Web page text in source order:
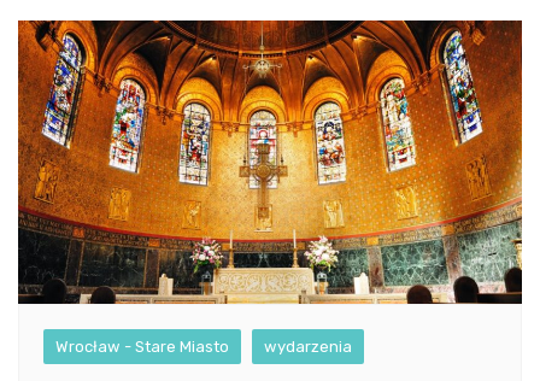
Wrocław - Stare Miasto wydarzenia